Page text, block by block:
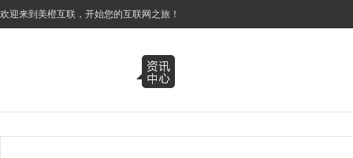
欢迎来到美橙互联，开始您的互联网之旅！